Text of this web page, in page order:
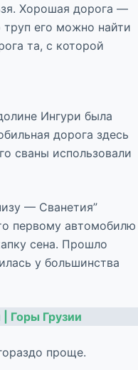
Хорошая дорога —
труп его можно найти
та, с которой
Ингури была
дорога здесь
сваны использовали
— Сванетия”
первому автомобилю
сена. Прошло
у большинства
Горы Грузии
проще.